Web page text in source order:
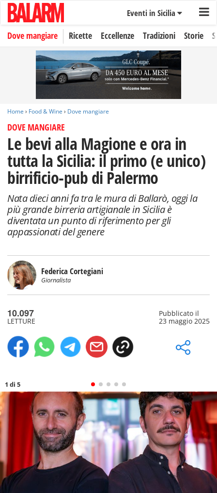
Eventi in Sicilia
Dove mangiare Ricette Eccellenze Tradizioni Storie
Home › Food & Wine › Dove mangiare
DOVE MANGIARE
Le bevi alla Magione e ora in
tutta la Sicilia: il primo (e unico)
birrificio-pub di Palermo
Nata dieci anni fa tra le mura di Ballarò, oggi la
più grande birreria artigianale in Sicilia è
diventata un punto di riferimento per gli
appassionati del genere
Federica Cortegiani
Giornalista
10.097
LETTURE
Pubblicato il
23 maggio 2025
1 di 5